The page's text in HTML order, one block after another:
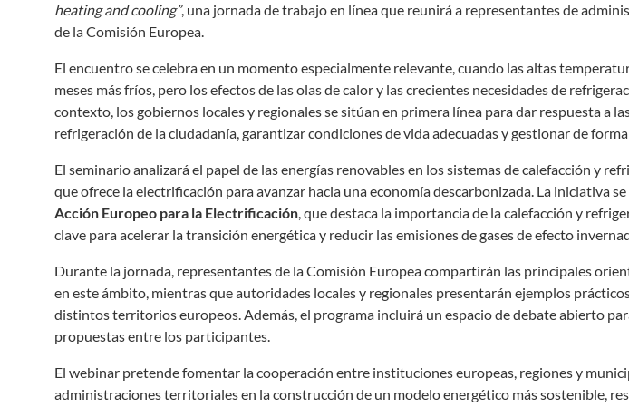
heating and cooling”, una jornada de trabajo en línea que reunirá a representantes de
de la Comisión Europea.
El encuentro se celebra en un momento especialmente relevante, cuando las altas
meses más fríos, pero los efectos de las olas de calor y las crecientes necesidades de
contexto, los gobiernos locales y regionales se sitúan en primera línea para dar respuesta a
refrigeración de la ciudadanía, garantizar condiciones de vida adecuadas y gestionar de
El seminario analizará el papel de las energías renovables en los sistemas de calefacción y
que ofrece la electrificación para avanzar hacia una economía descarbonizada. La iniciativa
Acción Europeo para la Electrificación, que destaca la importancia de la calefacción y
clave para acelerar la transición energética y reducir las emisiones de gases de efecto
Durante la jornada, representantes de la Comisión Europea compartirán las principales
en este ámbito, mientras que autoridades locales y regionales presentarán ejemplos
distintos territorios europeos. Además, el programa incluirá un espacio de debate abierto
propuestas entre los participantes.
El webinar pretende fomentar la cooperación entre instituciones europeas, regiones y
administraciones territoriales en la construcción de un modelo energético más sostenible,